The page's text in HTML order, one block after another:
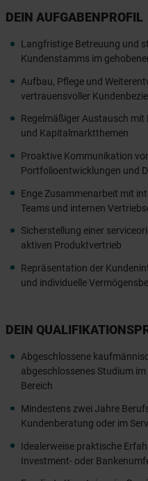
DEIN AUFGABENPROFIL
Langfristige Betreuung und
Kundenstamms im
Aufbau, Pflege und
vertrauensvoller
Regelmäßiger Austausch
und Kapitalmarktthemen
Proaktive Kommunikation
Portfolioentwicklungen und
Enge Zusammenarbeit mit
Teams und internen
Sicherstellung einer
aktiven Produktvertrieb
Repräsentation der
und individuelle
DEIN
Abgeschlossene
abgeschlossenes Studium
Bereich
Mindestens zwei Jahre
Kundenberatung oder im
Idealerweise praktische
Investment- oder